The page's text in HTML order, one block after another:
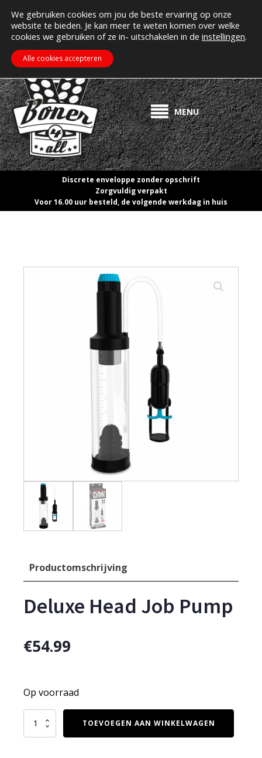
Erectiepillen kopen bij boner4all.nl MIJN ACCOUNT
>> Gratis verzending vanaf €50! <<
ZOEKEN WINKELWAGEN €0.00
MENU
Discrete enveloppe zonder opschrift
Zorgvuldig verpakt
Voor 16.00 uur besteld, de volgende werkdag in huis
Productomschrijving
Deluxe Head Job Pump
€54.99
Op voorraad
Deluxe
TOEVOEGEN AAN WINKELWAGEN
We gebruiken cookies om jou de beste ervaring op onze
website te bieden. Je kan meer te weten komen over welke
cookies we gebruiken of ze in- uitschakelen in de instellingen.
Alle cookies accepteren